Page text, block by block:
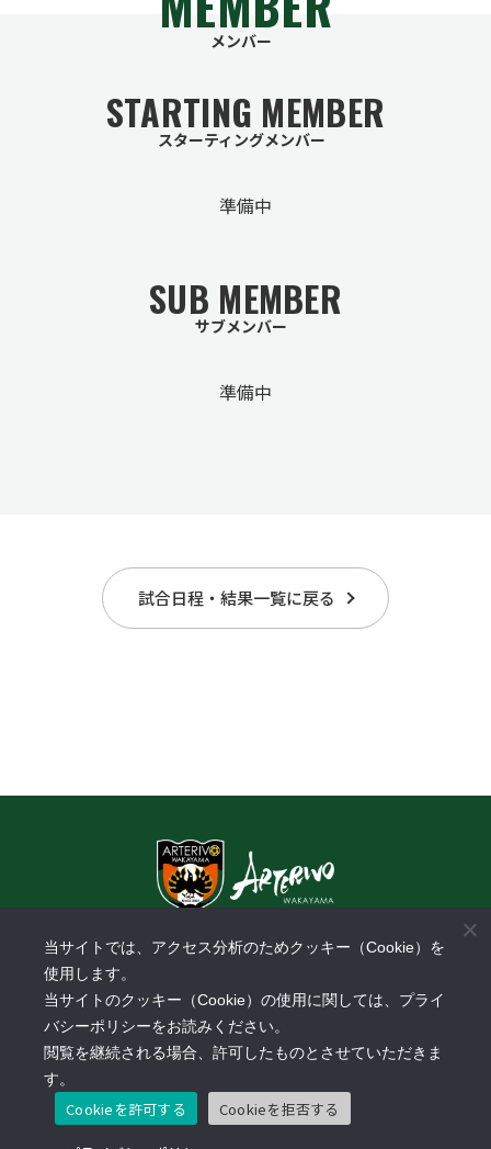
メンバー
STARTING MEMBER
スターティングメンバー
準備中
SUB MEMBER
サブメンバー
準備中
試合日程・結果一覧に戻る
​スーパーセンターオークワパームシティ和歌山店3F
TEL:
営業時間：10:00～18:00
休業日：土日祝日、年末年始
当サイトでは、アクセス分析のためクッキー（Cookie）を
使用します。
当サイトのクッキー（Cookie）の使用に関しては、プライ
バシーポリシーをお読みください。
閲覧を継続される場合、許可したものとさせていただきま
す。
Cookieを許可する Cookieを拒否する